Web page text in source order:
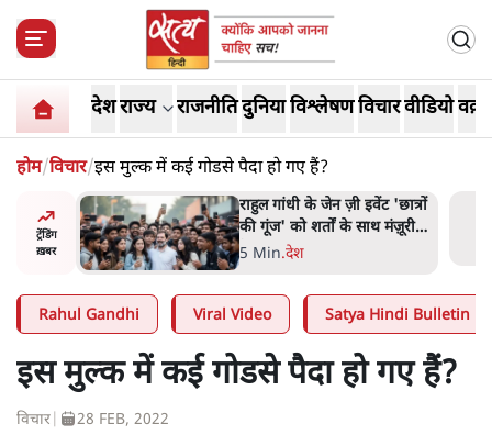
देशराज्य राजनीतिदुनियाविश्लेषणविचारवीडियो
होम/विचार/इस मुल्क में कई गोडसे पैदा हो गए हैं?
ट्रेंडिंग
ख़बर
राहुल गांधी के जेन ज़ी इवेंट 'छात्रों
की गूंज' को शर्तों के साथ मंज़ूरी
देना पड़ा
5 Min.देश
Rahul Gandhi Viral Video Satya Hindi Bulletin
इस मुल्क में कई गोडसे पैदा हो गए हैं?
विचार 28 FEB, 2022